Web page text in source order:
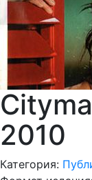
2010
Категория: